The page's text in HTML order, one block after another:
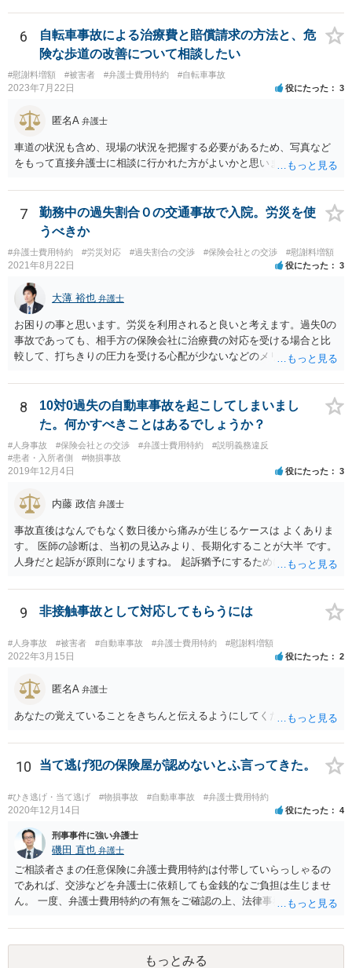
依頼できますね。
6
自転車事故による治療費と賠償請求の方法と、危
険な歩道の改善について相談したい
#慰謝料増額 #被害者 #弁護士費用特約 #自転車事故
2023年7月22日 役にたった 3
匿名A 弁護士
車道の状況も含め、現場の状況を把握する必要があるため、写真など
をもって直接弁護士に相談に行かれた方がよいかと思います。
7
勤務中の過失割合０の交通事故で入院。労災を使
うべきか
#弁護士費用特約 #労災対応 #過失割合の交渉 #保険会社との交渉 #慰謝料増額
2021年8月22日 役にたった 3
大薄 裕也 弁護士
お困りの事と思います。労災を利用されると良いと考えます。過失0の
事故であっても、相手方の保険会社に治療費の対応を受ける場合と比
較して、打ちきりの圧力を受ける心配が少ないなどのメリットがあり
ので、後遺障害申請や賠償交渉など弁護士にご依頼されるメリットが
多々あると考えます。そのため、交通事故を得意とする弁護士にご相
談されることをおすすめいたします。以上ご参考いただけますと幸い
です。
8
10対0過失の自動車事故を起こしてしまいまし
た。何かすべきことはあるでしょうか？
#人身事故 #保険会社との交渉 #弁護士費用特約
#説明義務違反
#患者・入所者側
#物損事故
2019年12月4日 役にたった 3
内藤 政信 弁護士
事故直後はなんでもなく数日後から痛みが生じるケースは よくありま
す。 医師の診断は、当初の見込みより、長期化することが大半 です。
人身だと起訴が原則になりますね。 起訴猶予にするためには、検察官
しょう。 起訴と言っても、略式起訴で罰金になるのが通例です。
9 非接触事故として対応してもらうには
#人身事故 #被害者 #自動車事故 #弁護士費用特約 #慰謝料増額
2022年3月15日 役にたった 2
匿名A 弁護士
あなたの覚えていることをきちんと伝えるようにしてください。
10 当て逃げ犯の保険屋が認めないとふ言ってきた。
#ひき逃げ・当て逃げ #物損事故 #自動車事故 #弁護士費用特約
2020年12月14日 役にたった 4
刑事事件に強い弁護士
磯田 直也 弁護士
ご相談者さまの任意保険に弁護士費用特約は付帯していらっしゃるの
であれば、交渉などを弁護士に依頼しても金銭的なご負担は生じませ
ん。 一度、弁護士費用特約の有無をご確認の上、法律事務所にご相談
もっとみる